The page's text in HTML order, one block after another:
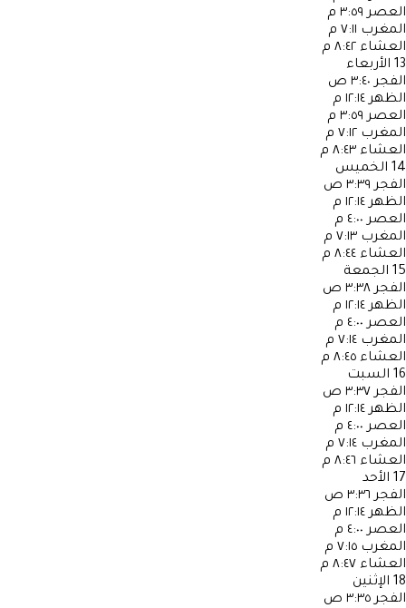
العصر ٣:٥٩ م
المغرب ٧:١١ م
العشاء ٨:٤٢ م
13 الأربعاء
الفجر ٣:٤٠ ص
الظهر ١٢:١٤ م
العصر ٣:٥٩ م
المغرب ٧:١٢ م
العشاء ٨:٤٣ م
14 الخميس
الفجر ٣:٣٩ ص
الظهر ١٢:١٤ م
العصر ٤:٠٠ م
المغرب ٧:١٣ م
العشاء ٨:٤٤ م
15 الجمعة
الفجر ٣:٣٨ ص
الظهر ١٢:١٤ م
العصر ٤:٠٠ م
المغرب ٧:١٤ م
العشاء ٨:٤٥ م
16 السبت
الفجر ٣:٣٧ ص
الظهر ١٢:١٤ م
العصر ٤:٠٠ م
المغرب ٧:١٤ م
العشاء ٨:٤٦ م
17 الأحد
الفجر ٣:٣٦ ص
الظهر ١٢:١٤ م
العصر ٤:٠٠ م
المغرب ٧:١٥ م
العشاء ٨:٤٧ م
18 الإثنين
الفجر ٣:٣٥ ص